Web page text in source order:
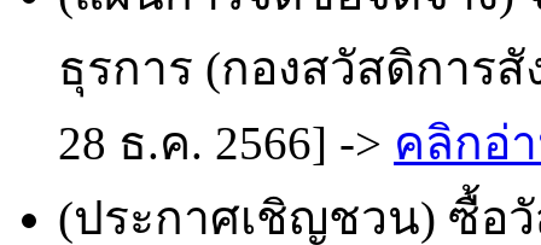
ธุรการ (กองสวัสดิการสั
28 ธ.ค. 2566] -> คลิกอ่
(ประกาศเชิญชวน) ซื้อ